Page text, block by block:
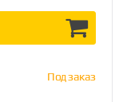
Под заказ